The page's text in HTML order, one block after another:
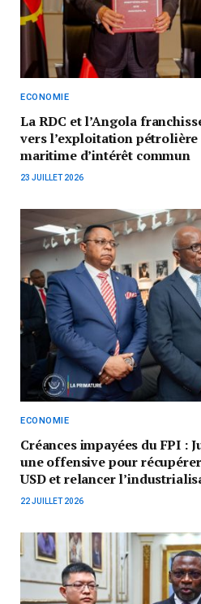
ECONOMIE
La RDC et l’Angola
vers l’exploitation
maritime d’intérêt commun
23 JUILLET 2026
ECONOMIE
Créances impayées du FPI :
une offensive pour
USD et relancer
22 JUILLET 2026